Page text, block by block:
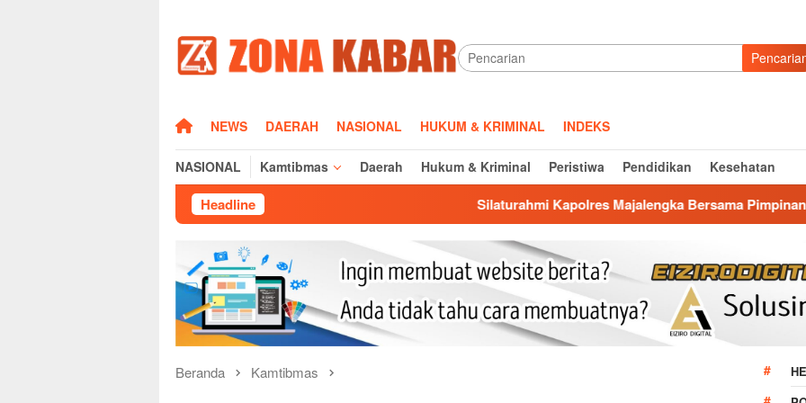
konten
HOMENEWS DAERAH NASIONAL HUKUM & KRIMINAL INDEKS
NASIONAL Kamtibmas Daerah Hukum & Kriminal Peristiwa Pendidikan Kesehatan
Headline Silaturahmi Kapolres Majalengka Bersama Pimpinan DPRD, Bangun
Beranda Kamtibmas